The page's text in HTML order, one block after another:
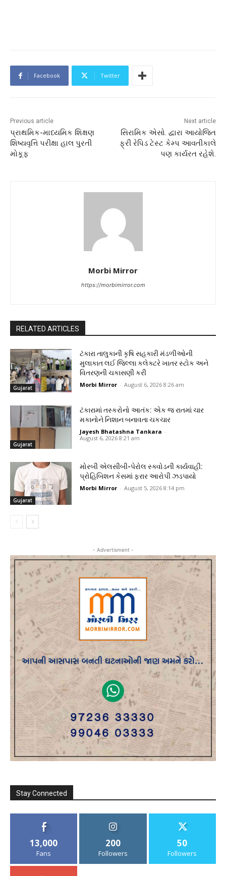
Facebook Twitter
Previous article
પ્રાથમિક-માધ્યમિક શિક્ષણ
શિષ્યવૃત્તિ પરીક્ષા હાલ પુરતી
મોકૂફ
Next article
સિરામિક એસો. દ્વારા આયોજિત
ફ્રી રેપિડ ટેસ્ટ કેમ્પ આવતીકાલે
પણ કાર્યરત રહેશે.
Morbi Mirror
https://morbimirror.com
RELATED ARTICLES
Gujarat
ટંકારા તાલુકાની કૃષિ સહકારી મંડળીઓની
મુલાકાત લઈ જિલ્લા કલેક્ટરે ખાતર સ્ટોક અને
વિતરણની ચકાસણી કરી
Morbi Mirror - August 6, 2026 8:26 am
Gujarat
ટંકારામાં તસ્કરોનો આતંક: એક જ રાતમાં ચાર
મકાનોને નિશાન બનાવતા ચકચાર
Jayesh Bhatashna Tankara -
August 6, 2026 8:21 am
Gujarat
મોરબી એલસીબી-પેરોલ સ્ક્વોડની કાર્યવાહી:
પ્રોહિબિશન કેસમાં ફરાર આરોપી ઝડપાયો
Morbi Mirror - August 5, 2026 8:14 pm
- Advertisment -
Stay Connected
13,000
Fans
200
Followers
50
Followers